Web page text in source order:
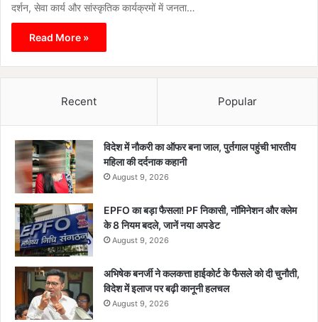
दर्शन, सेवा कार्य और सांस्कृतिक कार्यक्रमों में जनता…
Read More »
Recent Popular
विदेश में नौकरी का ऑफर बना जाल, पुर्तगाल पहुंची भारतीय
महिला की दर्दनाक कहानी
August 9, 2026
EPFO का बड़ा फैसला! PF निकासी, नॉमिनेशन और क्लेम
के 8 नियम बदले, जानें नया अपडेट
August 9, 2026
अभिषेक बनर्जी ने कलकत्ता हाईकोर्ट के फैसले को दी चुनौती,
विदेश में इलाज पर बढ़ी कानूनी हलचल
August 9, 2026